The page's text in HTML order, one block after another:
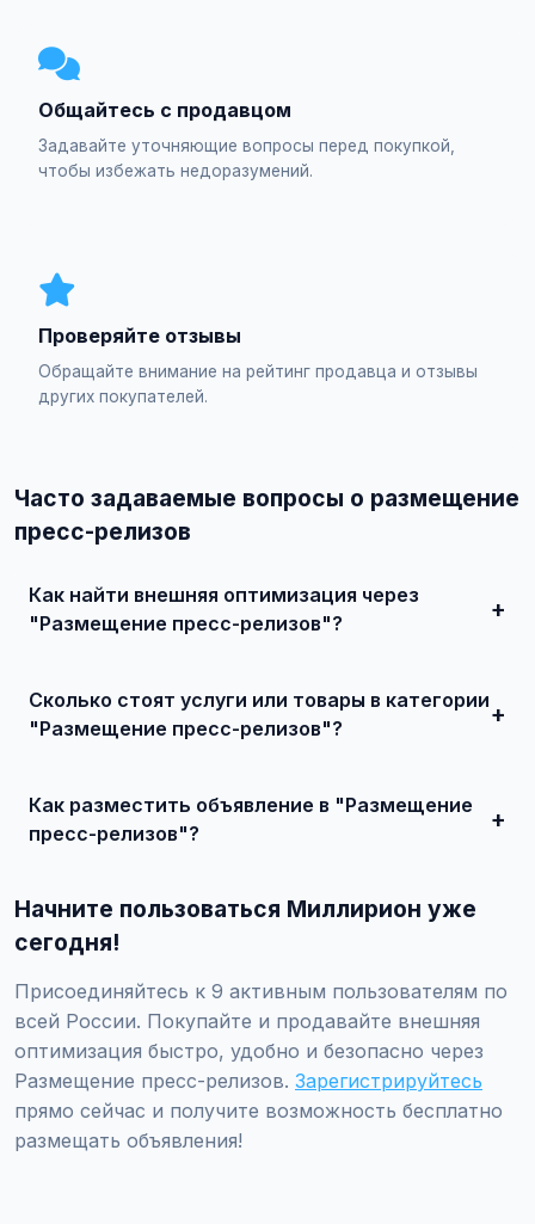
Общайтесь с продавцом
Задавайте уточняющие вопросы перед покупкой,
чтобы избежать недоразумений.
Проверяйте отзывы
Обращайте внимание на рейтинг продавца и отзывы
других покупателей.
Часто задаваемые вопросы о размещение
пресс-релизов
Как найти внешняя оптимизация через
"Размещение пресс-релизов"?
и договоритесь о сделке.
Сколько стоят услуги или товары в категории
"Размещение пресс-релизов"?
Как разместить объявление в "Размещение
пресс-релизов"?
/ Внешняя оптимизация / Размещение пресс-релизов",
заполните форму и опубликуйте. Первые объявления —
бесплатно!
Начните пользоваться Миллирион уже
сегодня!
Присоединяйтесь к 9 активным пользователям по
всей России. Покупайте и продавайте внешняя
оптимизация быстро, удобно и безопасно через
Размещение пресс-релизов. Зарегистрируйтесь
прямо сейчас и получите возможность бесплатно
размещать объявления!